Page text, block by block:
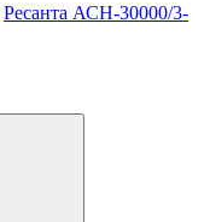
Ресанта АСН-30000/3-